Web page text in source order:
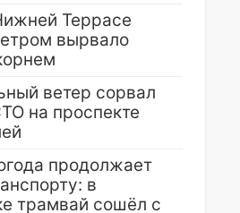
Террасе
вырвало
ветер сорвал
на проспекте
продолжает
в
трамвай сошёл с